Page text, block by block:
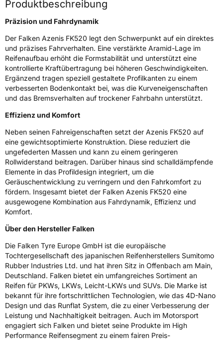
Rollgeräusch (dB) 70
FahrzeugklasseC1
3PMSF / Schneeflockensymbol / Alpine-SymbolNein
EPREL ID1367589
Allgemeine Produktsicherheit (GPSR)
Herstellerkontakt
Falken Tyre Europe GmbH, Berliner Strasse
74-76 63065 Offenbach am Main
Produktbeschreibung
Präzision und Fahrdynamik
Der Falken Azenis FK520 legt den Schwerpunkt auf ein direktes
und präzises Fahrverhalten. Eine verstärkte Aramid-Lage im
Reifenaufbau erhöht die Formstabilität und unterstützt eine
kontrollierte Kraftübertragung bei höheren Geschwindigkeiten.
Ergänzend tragen speziell gestaltete Profilkanten zu einem
verbesserten Bodenkontakt bei, was die Kurveneigenschaften
und das Bremsverhalten auf trockener Fahrbahn unterstützt.
Effizienz und Komfort
Neben seinen Fahreigenschaften setzt der Azenis FK520 auf
eine gewichtsoptimierte Konstruktion. Diese reduziert die
ungefederten Massen und kann zu einem geringeren
Rollwiderstand beitragen. Darüber hinaus sind schalldämpfende
Elemente in das Profildesign integriert, um die
Geräuschentwicklung zu verringern und den Fahrkomfort zu
fördern. Insgesamt bietet der Falken Azenis FK520 eine
ausgewogene Kombination aus Fahrdynamik, Effizienz und
Komfort.
Über den Hersteller Falken
Die Falken Tyre Europe GmbH ist die europäische
Tochtergesellschaft des japanischen Reifenherstellers Sumitomo
Rubber Industries Ltd. und hat ihren Sitz in Offenbach am Main,
Deutschland. Falken bietet ein umfangreiches Sortiment an
Reifen für PKWs, LKWs, Leicht-LKWs und SUVs. Die Marke ist
bekannt für ihre fortschrittlichen Technologien, wie das 4D-Nano
Design und das Runflat System, die zu einer Verbesserung der
Leistung und Nachhaltigkeit beitragen. Auch im Motorsport
engagiert sich Falken und bietet seine Produkte im High
Performance Reifensegment zu einem fairen Preis-